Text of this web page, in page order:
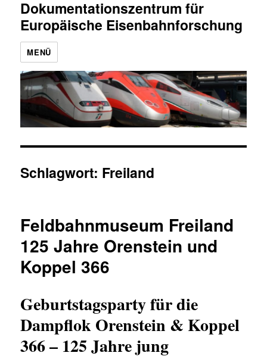
Dokumentationszentrum für
Europäische Eisenbahnforschung
MENÜ
Schlagwort: Freiland
Feldbahnmuseum Freiland
125 Jahre Orenstein und
Koppel 366
Geburtstagsparty für die
Dampflok Orenstein & Koppel
366 – 125 Jahre jung